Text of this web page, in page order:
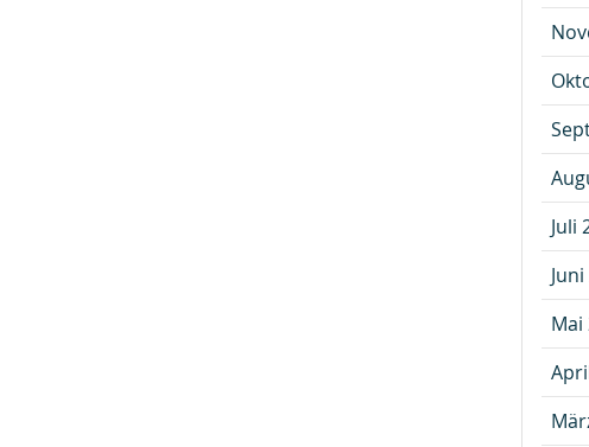
Juli
Mai